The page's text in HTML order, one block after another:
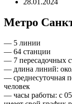
Метро
— 5 линии
— 64 станции
— 7 пересадочных
— длина линий:
— среднесуточная
человек
— часы работы: с